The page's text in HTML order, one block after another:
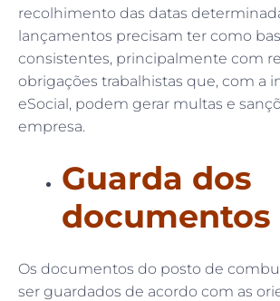
recolhimento das datas
lançamentos precisam ter como
consistentes, principalmente com
obrigações trabalhistas que, com a
eSocial, podem gerar multas e
empresa.
Guarda dos
documentos
Os documentos do posto de
ser guardados de acordo com as